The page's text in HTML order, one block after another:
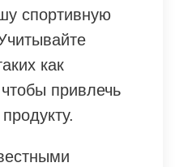
спортивную
как
привлечь